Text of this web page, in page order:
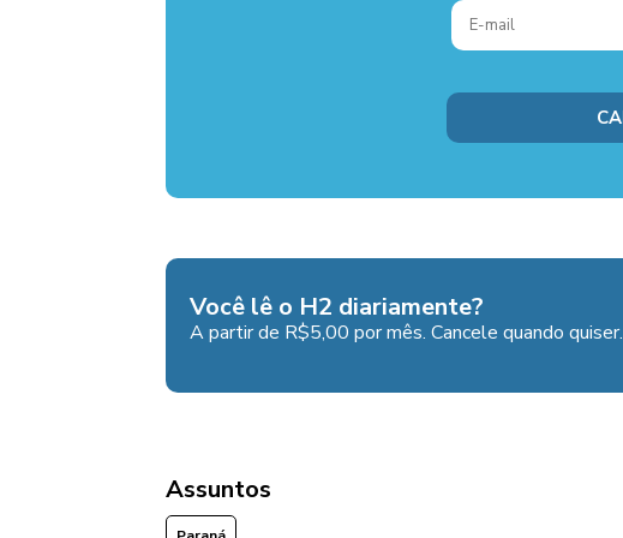
Você lê o H2 diariamente?
A partir de R$5,00 por mês. Cancele quando quiser.
Assuntos